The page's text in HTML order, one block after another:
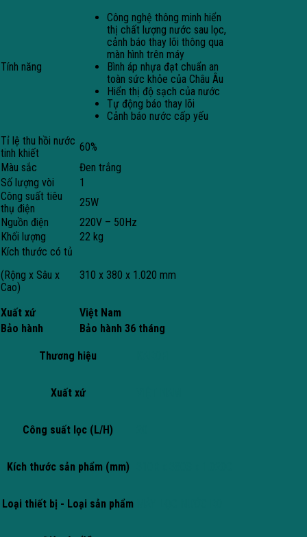
Tính năng
Công nghệ thông minh hiển
thị chất lượng nước sau lọc,
cảnh báo thay lõi thông qua
màn hình trên máy
Bình áp nhựa đạt chuẩn an
toàn sức khỏe của Châu Âu
Hiển thị độ sạch của nước
Tự động báo thay lõi
Cảnh báo nước cấp yếu
Tỉ lệ thu hồi nước
tinh khiết
60%
Màu sắc
Đen trắng
Số lượng vòi
1
Công suất tiêu
thụ điện
25W
Nguồn điện
220V – 50Hz
Khối lượng
22 kg
Kích thước có tủ
(Rộng x Sâu x
Cao)
310 x 380 x 1.020 mm
Xuất xứ
Việt Nam
Bảo hành
Bảo hành 36 tháng
Thương hiệu
Xuất xứ
Công suất lọc (L/H)
Kích thước sản phẩm (mm)
Loại thiết bị - Loại sản phẩm